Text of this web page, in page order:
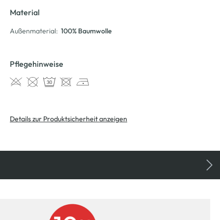
Material
Außenmaterial: 100% Baumwolle
Pflegehinweise
Details zur Produktsicherheit anzeigen